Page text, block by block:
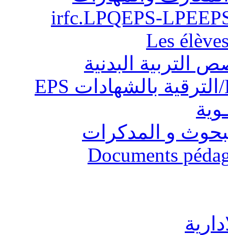
Les
التربية البدنية
و المدكرات
Documents